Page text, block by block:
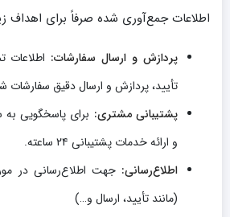
اطلاعات جمع‌آوری شده صرفاً برای اهداف
پردازش و ارسال سفارشات:
تأیید، پردازش و ارسال دقیق
پشتیبانی مشتری: برای پاسخگویی به
و ارائه خدمات پشتیبانی ۲۴ ساعته.
اطلاع‌رسانی: جهت اطلاع‌رسانی در
(مانند تأیید، ارسال و…)